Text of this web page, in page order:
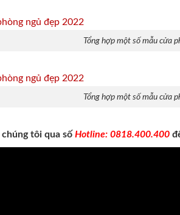
Tổng hợp một số mẫu cửa
Tổng hợp một số mẫu cửa
chúng tôi qua sốHotline: 0818.400.400